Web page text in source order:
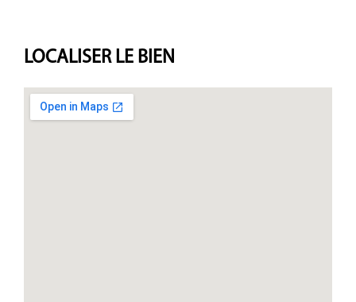
LOCALISERLE BIEN